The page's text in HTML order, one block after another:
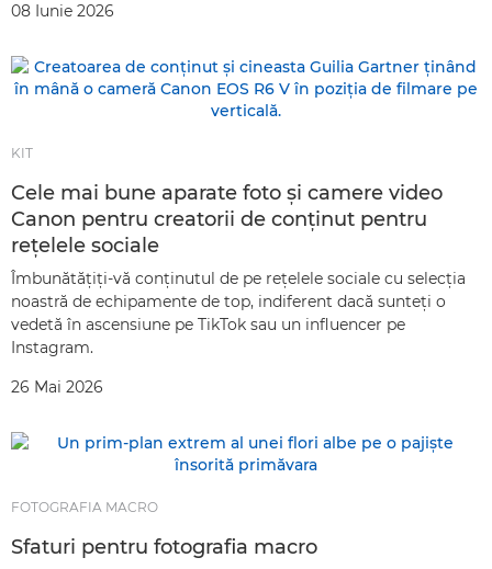
08 Iunie 2026
KIT
Cele mai bune aparate foto şi camere video
Canon pentru creatorii de conţinut pentru
reţelele sociale
Îmbunătăţiţi-vă conţinutul de pe reţelele sociale cu selecţia
noastră de echipamente de top, indiferent dacă sunteţi o
vedetă în ascensiune pe TikTok sau un influencer pe
Instagram.
26 Mai 2026
FOTOGRAFIA MACRO
Sfaturi pentru fotografia macro